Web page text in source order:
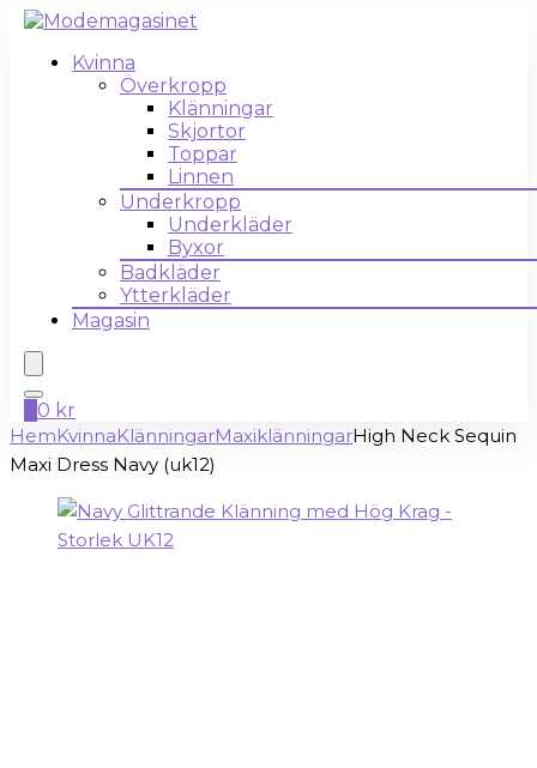
Kvinna
Överkropp
Klänningar
Skjortor
Toppar
Linnen
Underkropp
Underkläder
Byxor
Badkläder
Ytterkläder
Magasin
0 kr
HemKvinnaKlänningarMaxiklänningarHigh Neck Sequin
Maxi Dress Navy (uk12)